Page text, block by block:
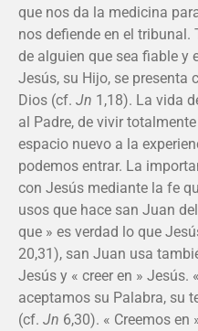
que nos da la medicina
nos defiende en el tribunal.
de alguien que sea fiable y
Jesús, su Hijo, se presenta
Dios (cf. Jn 1,18). La vida
al Padre, de vivir
espacio nuevo a la
podemos entrar. La
con Jesús mediante la fe
usos que hace san Juan
que » es verdad lo que
20,31), san Juan usa
Jesús y « creer en » Jesús.
aceptamos su Palabra, su
(cf. Jn 6,30). « Creemos